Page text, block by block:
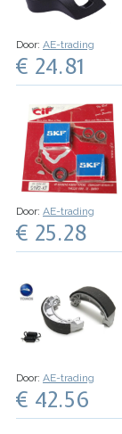
Door: AE-trading
€ 24.81
Door: AE-trading
€ 25.28
Door: AE-trading
€ 42.56